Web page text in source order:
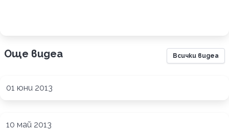
Още видеа Всички видеа
01 юни 2013
10 май 2013